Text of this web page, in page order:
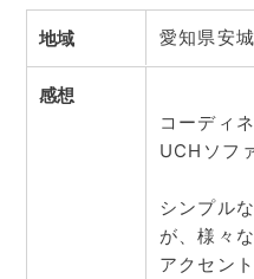
地域 愛知県安
感想
コーディ
UCHソフ
シンプル
が、様々
アクセン